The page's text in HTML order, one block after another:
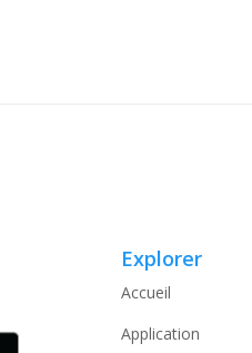
Explorer
Accueil
Application